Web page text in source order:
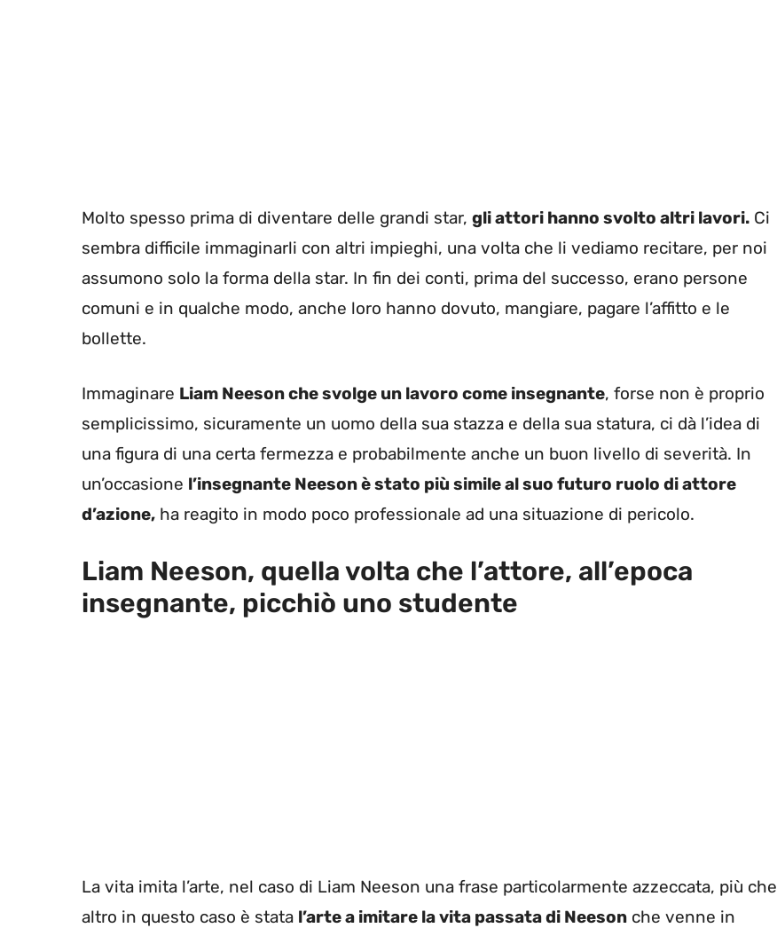
Molto spesso prima di diventare delle grandi star, gli attori hanno svolto altri lavori. Ci
sembra difficile immaginarli con altri impieghi, una volta che li vediamo recitare, per noi
assumono solo la forma della star. In fin dei conti, prima del successo, erano persone
comuni e in qualche modo, anche loro hanno dovuto, mangiare, pagare l’affitto e le
bollette.
Immaginare Liam Neeson che svolge un lavoro come insegnante, forse non è proprio
semplicissimo, sicuramente un uomo della sua stazza e della sua statura, ci dà l’idea di
una figura di una certa fermezza e probabilmente anche un buon livello di severità. In
un’occasione l’insegnante Neeson è stato più simile al suo futuro ruolo di attore
d’azione, ha reagito in modo poco professionale ad una situazione di pericolo.
Liam Neeson, quella volta che l’attore, all’epoca
insegnante, picchiò uno studente
La vita imita l’arte, nel caso di Liam Neeson una frase particolarmente azzeccata, più che
altro in questo caso è stata l’arte a imitare la vita passata di Neeson che venne in